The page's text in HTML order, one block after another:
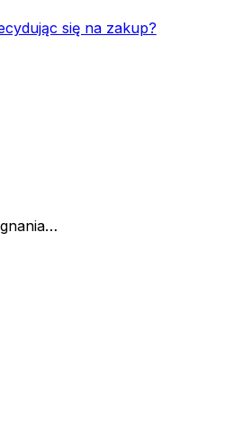
się na zakup?